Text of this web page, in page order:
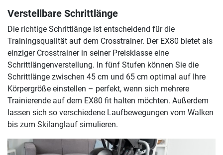
Verstellbare Schrittlänge
Die richtige Schrittlänge ist entscheidend für die
Trainingsqualität auf dem Crosstrainer. Der EX80 bietet als
einziger Crosstrainer in seiner Preisklasse eine
Schrittlängenverstellung. In fünf Stufen können Sie die
Schrittlänge zwischen 45 cm und 65 cm optimal auf Ihre
Körpergröße einstellen – perfekt, wenn sich mehrere
Trainierende auf dem EX80 fit halten möchten. Außerdem
lassen sich so verschiedene Laufbewegungen vom Walken
bis zum Skilanglauf simulieren.